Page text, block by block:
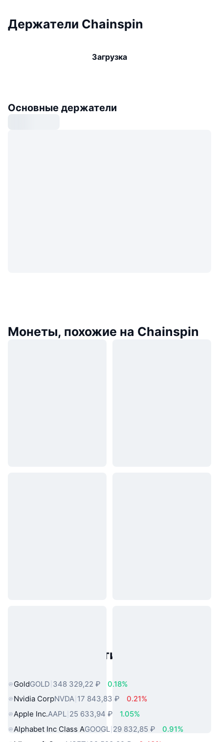
Держатели Chainspin
Загрузка
Основные держатели
Монеты, похожие на Chainspin
Популярные активы реального
GoldGOLD 348 329,22 ₽
0.18%
Nvidia CorpNVDA 17 843,83 ₽
0.21%
Apple Inc.AAPL 25 633,94 ₽
1.05%
Alphabet Inc Class AGOOGL 29 832,85 ₽
0.91%